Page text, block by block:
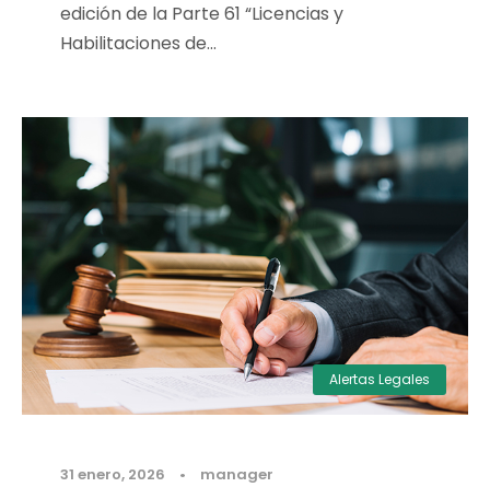
edición de la Parte 61 “Licencias y
Habilitaciones de...
Alertas Legales
31 enero, 2026 • manager